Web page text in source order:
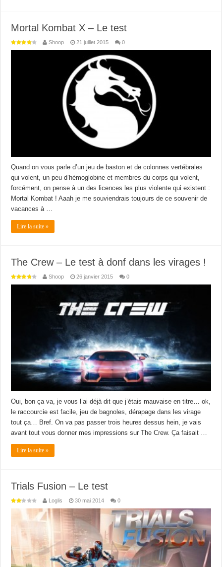
Mortal Kombat X – Le test
Shoop 21 juillet 2015 0
Quand on vous parle d’un jeu de baston et de colonnes vertébrales
qui volent, un peu d’hémoglobine et membres du corps qui volent,
forcément, on pense à un des licences les plus violente qui existent :
Mortal Kombat ! Aaah je me souviendrais toujours de ce souvenir de
vacances à …
Lire la suite »
The Crew – Le test à donf dans les virages !
Shoop 26 janvier 2015 0
Oui, bon ça va, je vous l’ai déjà dit que j’étais mauvaise en titre… ok,
le raccourcie est facile, jeu de bagnoles, dérapage dans les virage
tout ça… Bref. On va pas passer trois heures dessus hein, je vais
avant tout vous donner mes impressions sur The Crew. Ça faisait …
Lire la suite »
Trials Fusion – Le test
Loglis 30 mai 2014 0